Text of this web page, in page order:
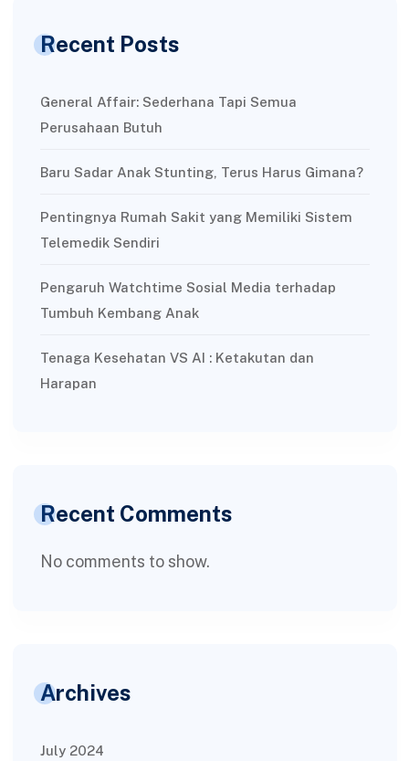
Recent Posts
General Affair: Sederhana Tapi Semua
Perusahaan Butuh
Baru Sadar Anak Stunting, Terus Harus Gimana?
Pentingnya Rumah Sakit yang Memiliki Sistem
Telemedik Sendiri
Pengaruh Watchtime Sosial Media terhadap
Tumbuh Kembang Anak
Tenaga Kesehatan VS AI : Ketakutan dan
Harapan
Recent Comments
No comments to show.
Archives
July 2024